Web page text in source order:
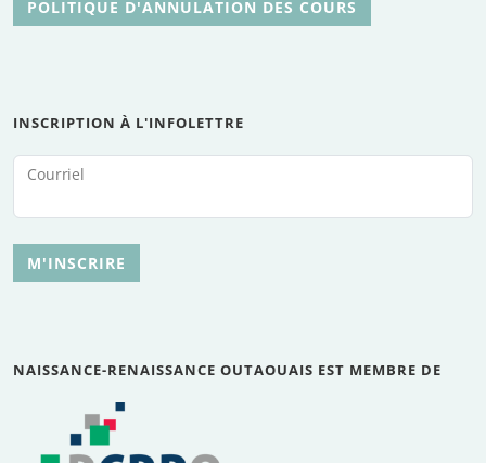
POLITIQUE D'ANNULATION DES COURS
INSCRIPTION À L'INFOLETTRE
Courriel
M'INSCRIRE
NAISSANCE-RENAISSANCE OUTAOUAIS EST MEMBRE DE